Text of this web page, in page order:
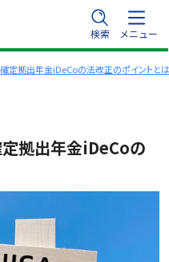
検索 メニュー
確定拠出年金iDeCoの法改正のポイントと
定拠出年金iDeCoの